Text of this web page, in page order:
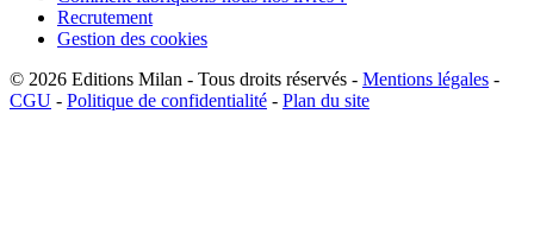
Recrutement
Gestion des cookies
© 2026 Editions Milan - Tous droits réservés - Mentions légales -
CGU - Politique de confidentialité - Plan du site